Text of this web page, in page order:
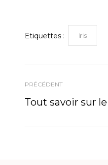
Etiquettes : Iris
PRÉCÉDENT